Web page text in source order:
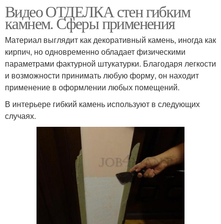
Видео ОТДЕЛКА стен гибким
камнем. Сферы применения
Материал выглядит как декоративный камень, иногда как
кирпич, но одновременно обладает физическими
параметрами фактурной штукатурки. Благодаря легкости
и возможности принимать любую форму, он находит
применение в оформлении любых помещений.
В интерьере гибкий камень используют в следующих
случаях.